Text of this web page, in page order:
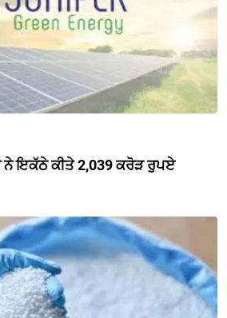
ਨੇ ਇਕੱਠੇ ਕੀਤੇ 2,039 ਕਰੋੜ ਰੁਪਏ